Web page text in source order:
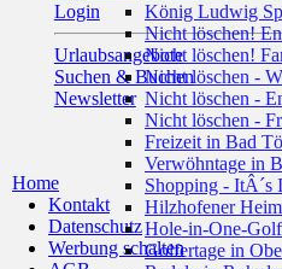
Login
Urlaubsangebote
Suchen & Buchen
Newsletter
Home
Kontakt
Datenschutz
Werbung schalten
König Ludwig
Nicht löschen!
Nicht löschen!
Nicht löschen -
Nicht löschen -
Nicht löschen -
Freizeit in Bad
Verwöhntage in
Shopping - ItÂ´s
Hilzhofener
Hole-in-One-
Golfertage in